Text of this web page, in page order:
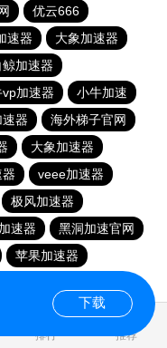
优云666
速器
大象加速器
鲸加速器
加速器
小牛加速
器
海外梯子官网
大象加速器
veee加速器
极风加速器
速器
黑洞加速官网
苹果加速器
排行 推荐
下载
0.034170s